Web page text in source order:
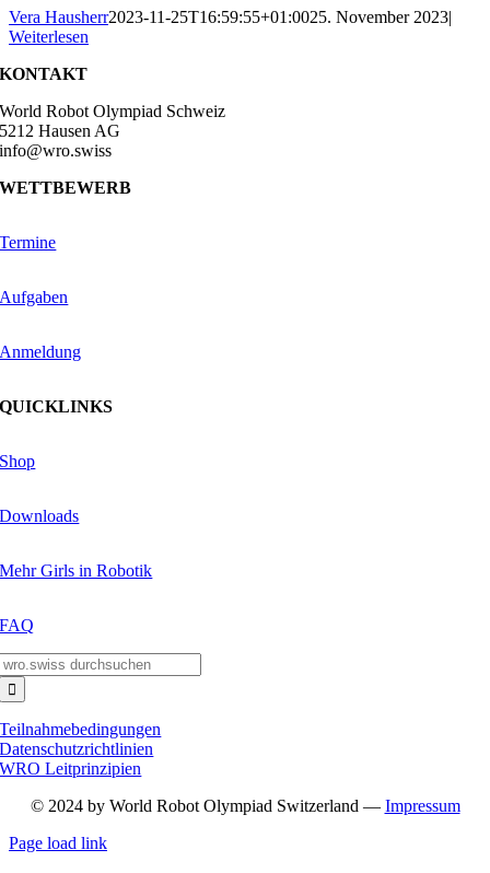
Vera Hausherr2023-11-25T16:59:55+01:0025. November 2023|
Weiterlesen
KONTAKT
World Robot Olympiad Schweiz
5212 Hausen AG
info@wro.swiss
WETTBEWERB
Termine
Aufgaben
Anmeldung
QUICKLINKS
Shop
Downloads
Mehr Girls in Robotik
FAQ
Teilnahmebedingungen
Datenschutzrichtlinien
WRO Leitprinzipien
© 2024 by World Robot Olympiad Switzerland — Impressum
Page load link